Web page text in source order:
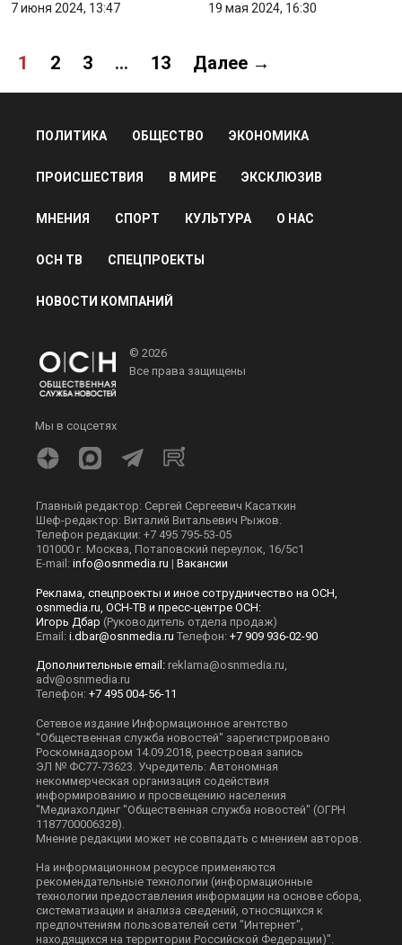
7 июня 2024, 13:47 19 мая 2024, 16:30
1 2 3 … 13 Далее →
ПОЛИТИКА ОБЩЕСТВО ЭКОНОМИКА
ПРОИСШЕСТВИЯ В МИРЕ ЭКСКЛЮЗИВ
МНЕНИЯ СПОРТ КУЛЬТУРА О НАС
ОСН ТВ СПЕЦПРОЕКТЫ
НОВОСТИ КОМПАНИЙ
© 2026
Все права защищены
Мы в соцсетях
Главный редактор: Сергей Сергеевич Касаткин
Шеф-редактор: Виталий Витальевич Рыжов.
Телефон редакции: +7 495 795-53-05
101000 г. Москва, Потаповский переулок, 16/5с1
E-mail: info@osnmedia.ru | Вакансии
Реклама, спецпроекты и иное сотрудничество на ОСН,
osnmedia.ru, ОСН-ТВ и пресс-центре ОСН:
Игорь Дбар (Руководитель отдела продаж)
Email: i.dbar@osnmedia.ru Телефон: +7 909 936-02-90
Дополнительные email: reklama@osnmedia.ru,
adv@osnmedia.ru
Телефон: +7 495 004-56-11
Сетевое издание Информационное агентство
"Общественная служба новостей" зарегистрировано
Роскомнадзором 14.09.2018, реестровая запись
ЭЛ № ФС77-73623. Учредитель: Автономная
некоммерческая организация содействия
информированию и просвещению населения
"Медиахолдинг "Общественная служба новостей" (ОГРН
1187700006328).
Мнение редакции может не совпадать с мнением авторов.
На информационном ресурсе применяются
рекомендательные технологии (информационные
технологии предоставления информации на основе сбора,
систематизации и анализа сведений, относящихся к
предпочтениям пользователей сети "Интернет",
находящихся на территории Российской Федерации)".